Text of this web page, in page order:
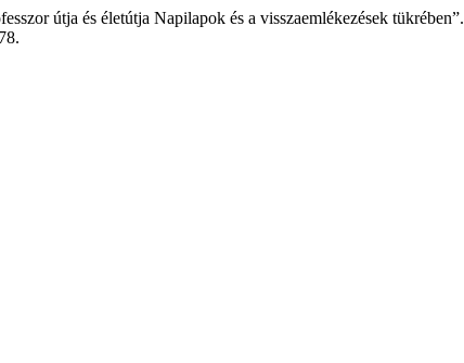
útja és életútja Napilapok és a visszaemlékezések tükrében”.